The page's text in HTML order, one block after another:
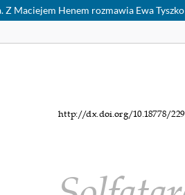
Maciejem Henem rozmawia Ewa Tyszko